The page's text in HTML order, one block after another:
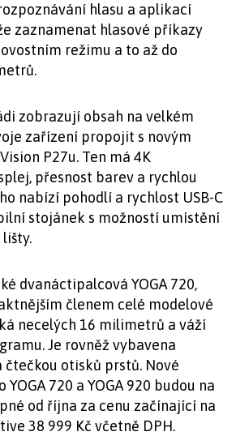
hlasu a aplikací
zaznamenat hlasové příkazy
režimu a to až do
zobrazují obsah na velkém
zařízení propojit s novým
P27u. Ten má 4K
přesnost barev a rychlou
nabízí pohodlí a rychlost USB-C
stojánek s možností umístění
dvanáctipalcová YOGA 720,
členem celé modelové
necelých 16 milimetrů a váží
Je rovněž vybavena
otisků prstů. Nové
720 a YOGA 920 budou na
od října za cenu začínající na
38 999 Kč včetně DPH.